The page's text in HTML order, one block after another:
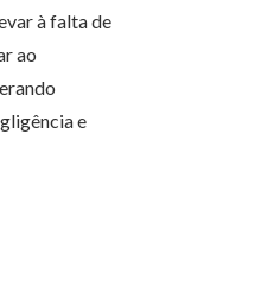
à falta de
ao
e